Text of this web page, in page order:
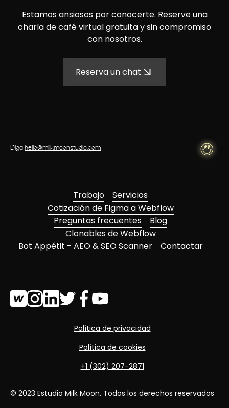
Estamos ansiosos por conocerte. Reserve una
charla de café virtual gratuita y sin compromiso
con nosotros.
Reserva un chat
Digahello@milkmoonstudio.com
Trabajo
Servicios
Cotización de Figma a Webflow
Preguntas frecuentes
Blog
Clonables de Webflow
Bot Appétit - AEO & SEO Scanner
Contactar
© 2023 Estudio Milk Moon. Todos los derechos reservados
Política de privacidad
Política de cookies
+1 (302) 207-2871